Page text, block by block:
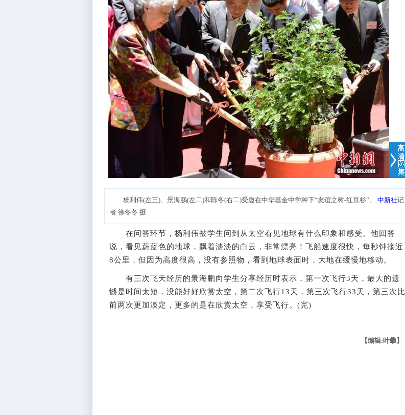
杨利伟(左三)、景海鹏(左二)和陈冬(右二)受邀在中华基金中学种下“友谊之树-红豆杉”。 中新社记
者 徐冬冬 摄
在问答环节，杨利伟被学生问到从太空看见地球有什么印象和感受。他回答
说，看见蔚蓝色的地球，飘着淡淡的白云，非常漂亮！飞船速度很快，每秒钟接近
8公里，但因为高度很高，没有参照物，看到地球表面时，大地在缓慢地移动。
有三次飞天经历的景海鹏向学生分享经历时表示，第一次飞行3天，最大的遗
憾是时间太短，没能好好欣赏太空，第二次飞行13天，第三次飞行33天，第三次比
前两次更加淡定，更多的是在欣赏太空，享受飞行。(完)
【编辑:叶攀】